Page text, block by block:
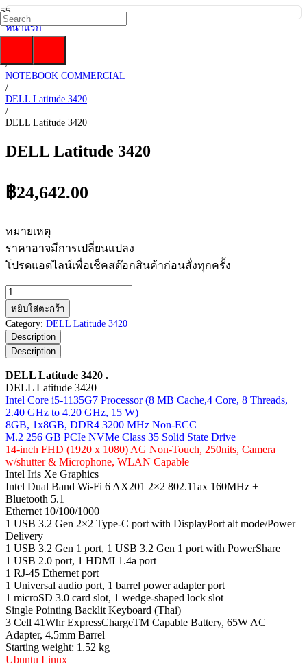
หน้าแรก
/
/
NOTEBOOK COMMERCIAL
/
DELL Latitude 3420
/
DELL Latitude 3420
DELL Latitude 3420
฿24,642.00
หมายเหตุ
ราคาอาจมีการเปลี่ยนแปลง
โปรดแอดไลน์เพื่อเช็คสต๊อกสินค้าก่อนสั่งทุกครั้ง
จำนวน
DELL
Latitude
3420
ชิ้น
หยิบใส่ตะกร้า
Category: DELL Latitude 3420
Description
Description
DELL Latitude 3420 .
DELL Latitude 3420
Intel Core i5-1135G7 Processor (8 MB Cache,4 Core, 8 Threads,
2.40 GHz to 4.20 GHz, 15 W)
8GB, 1x8GB, DDR4 3200 MHz Non-ECC
M.2 256 GB PCIe NVMe Class 35 Solid State Drive
14-inch FHD (1920 x 1080) AG Non-Touch, 250nits, Camera
w/shutter & Microphone, WLAN Capable
Intel Iris Xe Graphics
Intel Dual Band Wi-Fi 6 AX201 2×2 802.11ax 160MHz +
Bluetooth 5.1
Ethernet 10/100/1000
1 USB 3.2 Gen 2×2 Type-C port with DisplayPort alt mode/Power
Delivery
1 USB 3.2 Gen 1 port, 1 USB 3.2 Gen 1 port with PowerShare
1 USB 2.0 port, 1 HDMI 1.4a port
1 RJ-45 Ethernet port
1 Universal audio port, 1 barrel power adapter port
1 microSD 3.0 card slot, 1 wedge-shaped lock slot
Single Pointing Backlit Keyboard (Thai)
3 Cell 41Whr ExpressChargeTM Capable Battery, 65W AC
Adapter, 4.5mm Barrel
Starting weight: 1.52 kg
Ubuntu Linux